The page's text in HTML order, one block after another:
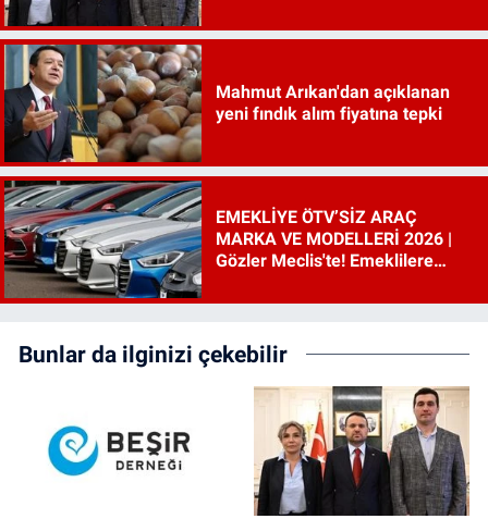
Mahmut Arıkan'dan açıklanan
yeni fındık alım fiyatına tepki
EMEKLİYE ÖTV’SİZ ARAÇ
MARKA VE MODELLERİ 2026 |
Gözler Meclis'te! Emeklilere
ne?
Bunlar da ilginizi çekebilir